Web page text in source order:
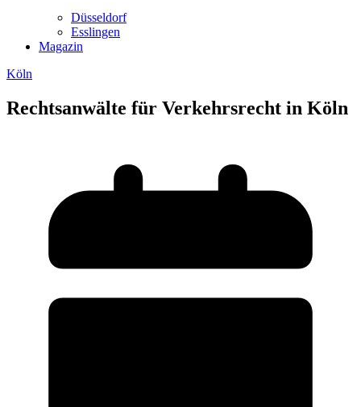
Düsseldorf
Esslingen
Magazin
Köln
Rechtsanwälte für Verkehrsrecht in Köln